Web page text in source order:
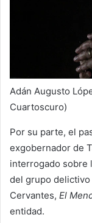
Adán Augusto
Cuartoscuro)
Por su parte, el
exgobernador de
interrogado sobre
del grupo
Cervantes, El
entidad.